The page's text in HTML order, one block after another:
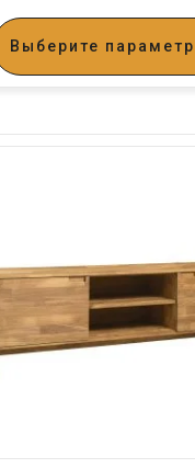
Выберите